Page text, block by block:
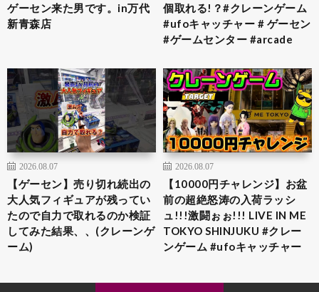
ゲーセン来た男です。in万代
新青森店
個取れる!？#クレーンゲーム
#ufoキャッチャー # ゲーセン
#ゲームセンター #arcade
2026.08.07
【ゲーセン】売り切れ続出の
大人気フィギュアが残ってい
たので自力で取れるのか検証
してみた結果、、(クレーンゲ
ーム)
2026.08.07
【10000円チャレンジ】お盆
前の超絶怒涛の入荷ラッシ
ュ!!!激闘ぉぉ!!! LIVE IN ME
TOKYO SHINJUKU #クレー
ンゲーム #ufoキャッチャー